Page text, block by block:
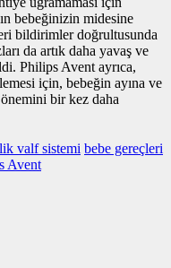
bebeğinizin midesine
bildirimler doğrultusunda
da artık daha yavaş ve
Philips Avent ayrıca,
için, bebeğin ayına ve
bir kez daha
valf sistemi bebe gereçleri
Avent